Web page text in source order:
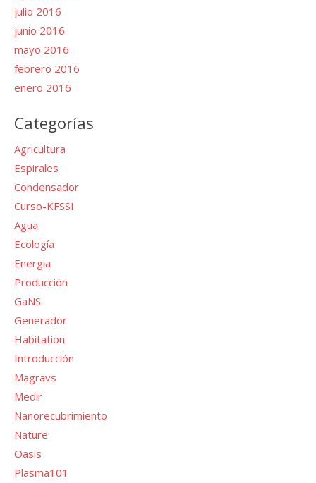
julio 2016
junio 2016
mayo 2016
febrero 2016
enero 2016
Categorías
Agricultura
Espirales
Condensador
Curso-KFSSI
Agua
Ecología
Energia
Producción
GaNS
Generador
Habitation
Introducción
Magravs
Medir
Nanorecubrimiento
Nature
Oasis
Plasma101